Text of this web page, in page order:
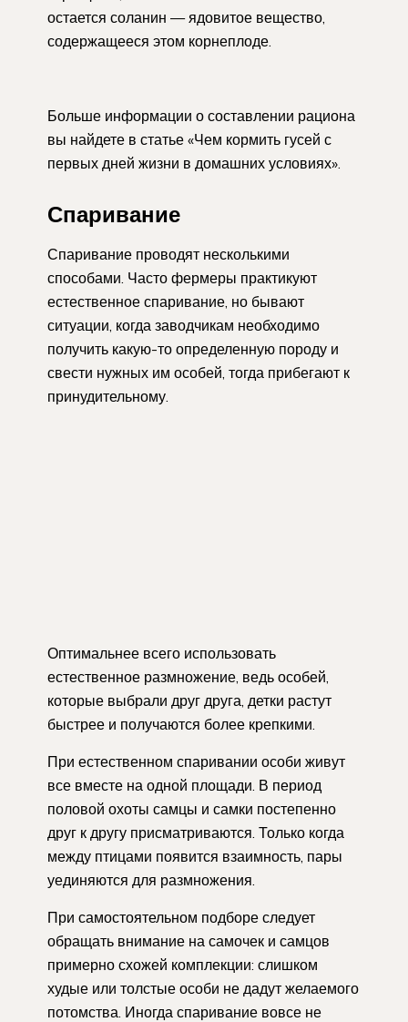
остается соланин — ядовитое вещество,
содержащееся этом корнеплоде.
Больше информации о составлении рациона
вы найдете в статье «Чем кормить гусей с
первых дней жизни в домашних условиях».
Спаривание
Спаривание проводят несколькими
способами. Часто фермеры практикуют
естественное спаривание, но бывают
ситуации, когда заводчикам необходимо
получить какую-то определенную породу и
свести нужных им особей, тогда прибегают к
принудительному.
Оптимальнее всего использовать
естественное размножение, ведь особей,
которые выбрали друг друга, детки растут
быстрее и получаются более крепкими.
При естественном спаривании особи живут
все вместе на одной площади. В период
половой охоты самцы и самки постепенно
друг к другу присматриваются. Только когда
между птицами появится взаимность, пары
уединяются для размножения.
При самостоятельном подборе следует
обращать внимание на самочек и самцов
примерно схожей комплекции: слишком
худые или толстые особи не дадут желаемого
потомства. Иногда спаривание вовсе не